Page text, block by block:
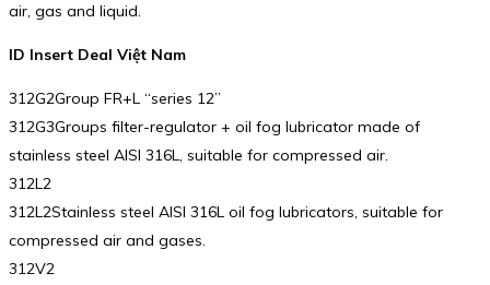
air, gas and liquid.
ID Insert Deal Việt Nam
312G2Group FR+L “series 12”
312G3Groups filter-regulator + oil fog lubricator made of
stainless steel AISI 316L, suitable for compressed air.
312L2
312L2Stainless steel AISI 316L oil fog lubricators, suitable for
compressed air and gases.
312V2